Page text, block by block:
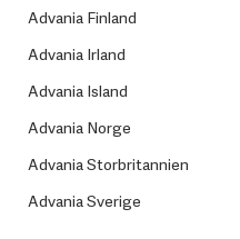
Advania Finland
Advania Irland
Advania Island
Advania Norge
Advania Storbritannien
Advania Sverige